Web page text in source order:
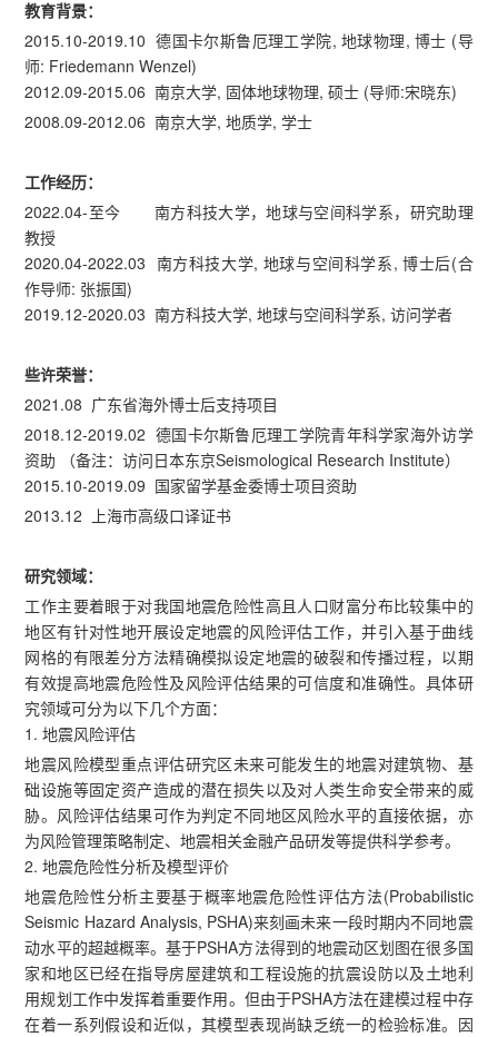
教育背景：
2015.10-2019.10 德国卡尔斯鲁厄理工学院, 地球物理, 博士 (导
师: Friedemann Wenzel)
2012.09-2015.06 南京大学, 固体地球物理, 硕士 (导师:宋晓东)
2008.09-2012.06 南京大学, 地质学, 学士
工作经历：
2022.04-至今 南方科技大学，地球与空间科学系，研究助理
教授
2020.04-2022.03 南方科技大学, 地球与空间科学系, 博士后(合
作导师: 张振国)
2019.12-2020.03 南方科技大学, 地球与空间科学系, 访问学者
些许荣誉：
2021.08 广东省海外博士后支持项目
2018.12-2019.02 德国卡尔斯鲁厄理工学院青年科学家海外访学
资助 （备注：访问日本东京Seismological Research Institute）
2015.10-2019.09 国家留学基金委博士项目资助
2013.12 上海市高级口译证书
研究领域：
工作主要着眼于对我国地震危险性高且人口财富分布比较集中的
地区有针对性地开展设定地震的风险评估工作，并引入基于曲线
网格的有限差分方法精确模拟设定地震的破裂和传播过程，以期
有效提高地震危险性及风险评估结果的可信度和准确性。具体研
究领域可分为以下几个方面：
1. 地震风险评估
地震风险模型重点评估研究区未来可能发生的地震对建筑物、基
础设施等固定资产造成的潜在损失以及对人类生命安全带来的威
胁。风险评估结果可作为判定不同地区风险水平的直接依据，亦
为风险管理策略制定、地震相关金融产品研发等提供科学参考。
2. 地震危险性分析及模型评价
地震危险性分析主要基于概率地震危险性评估方法(Probabilistic
Seismic Hazard Analysis, PSHA)来刻画未来一段时期内不同地震
动水平的超越概率。基于PSHA方法得到的地震动区划图在很多国
家和地区已经在指导房屋建筑和工程设施的抗震设防以及土地利
用规划工作中发挥着重要作用。但由于PSHA方法在建模过程中存
在着一系列假设和近似，其模型表现尚缺乏统一的检验标准。因